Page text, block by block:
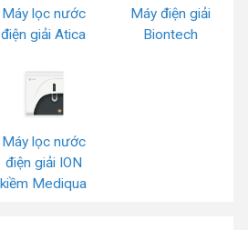
Máy lọc nước
điện giải Atica
Máy điện giải
Biontech
Máy lọc nước
điện giải ION
kiềm Mediqua